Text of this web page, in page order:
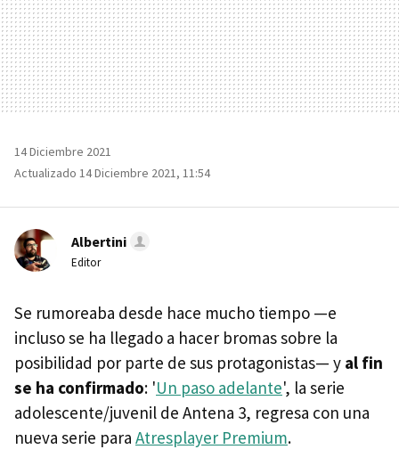
14 Diciembre 2021
Actualizado 14 Diciembre 2021, 11:54
Albertini
Editor
Se rumoreaba desde hace mucho tiempo —e
incluso se ha llegado a hacer bromas sobre la
posibilidad por parte de sus protagonistas— y al fin
se ha confirmado: 'Un paso adelante', la serie
adolescente/juvenil de Antena 3, regresa con una
nueva serie para Atresplayer Premium.